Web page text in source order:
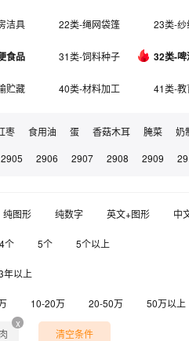
洁具 22类-绳网袋篷 23类-纱
食品 31类-饲料种子 32类-
贮藏 40类-材料加工 41类-教
枣 食用油 蛋 香菇木耳 腌菜 奶
2905 2906 2907 2908 2909
纯图形 纯数字 英文+图形 中
4个 5个 5个以上
年以上
10-20万 20-50万 50万以上
x
清空条件